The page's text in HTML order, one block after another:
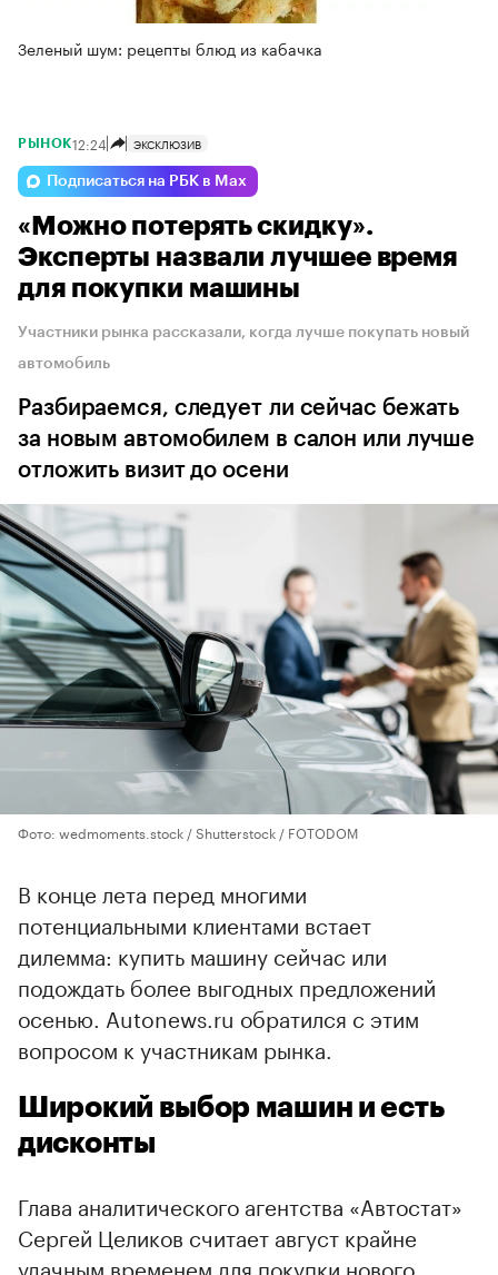
Зеленый шум: рецепты блюд из кабачка
РЫНОК12:24 ЭКСКЛЮЗИВ
Подписаться на РБК в Max
«Можно потерять скидку».
Эксперты назвали лучшее время
для покупки машины
Участники рынка рассказали, когда лучше покупать новый
автомобиль
Разбираемся, следует ли сейчас бежать
за новым автомобилем в салон или лучше
отложить визит до осени
Фото: wedmoments.stock / Shutterstock / FOTODOM
В конце лета перед многими
потенциальными клиентами встает
дилемма: купить машину сейчас или
подождать более выгодных предложений
осенью. Autonews.ru обратился с этим
вопросом к участникам рынка.
Широкий выбор машин и есть
дисконты
Глава аналитического агентства «Автостат»
Сергей Целиков считает август крайне
удачным временем для покупки нового